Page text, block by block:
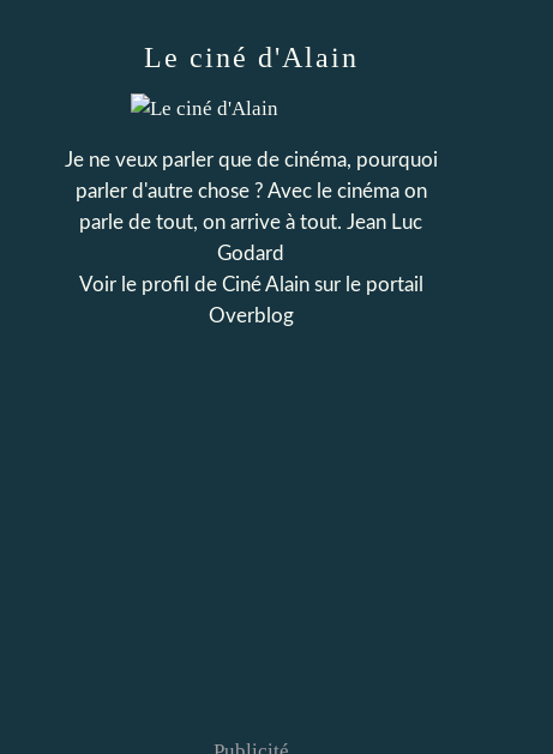
Le ciné d'Alain
Je ne veux parler que de cinéma, pourquoi
parler d'autre chose ? Avec le cinéma on
parle de tout, on arrive à tout. Jean Luc
Godard
Voir le profil de Ciné Alainsur le portail
Overblog